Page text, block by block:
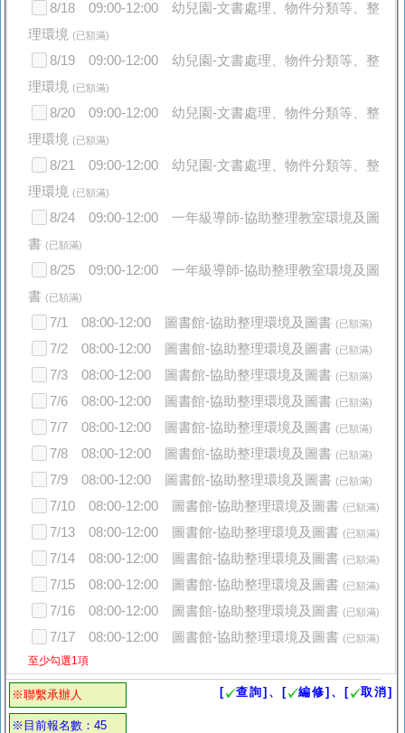
8/18 09:00-12:00 幼兒園-文書處理、物件分類等、整
理環境 (已額滿)
8/19 09:00-12:00 幼兒園-文書處理、物件分類等、整
理環境 (已額滿)
8/20 09:00-12:00 幼兒園-文書處理、物件分類等、整
理環境 (已額滿)
8/21 09:00-12:00 幼兒園-文書處理、物件分類等、整
理環境 (已額滿)
8/24 09:00-12:00 一年級導師-協助整理教室環境及圖
書 (已額滿)
8/25 09:00-12:00 一年級導師-協助整理教室環境及圖
書 (已額滿)
7/1 08:00-12:00 圖書館-協助整理環境及圖書 (已額滿)
7/2 08:00-12:00 圖書館-協助整理環境及圖書 (已額滿)
7/3 08:00-12:00 圖書館-協助整理環境及圖書 (已額滿)
7/6 08:00-12:00 圖書館-協助整理環境及圖書 (已額滿)
7/7 08:00-12:00 圖書館-協助整理環境及圖書 (已額滿)
7/8 08:00-12:00 圖書館-協助整理環境及圖書 (已額滿)
7/9 08:00-12:00 圖書館-協助整理環境及圖書 (已額滿)
7/10 08:00-12:00 圖書館-協助整理環境及圖書 (已額滿)
7/13 08:00-12:00 圖書館-協助整理環境及圖書 (已額滿)
7/14 08:00-12:00 圖書館-協助整理環境及圖書 (已額滿)
7/15 08:00-12:00 圖書館-協助整理環境及圖書 (已額滿)
7/16 08:00-12:00 圖書館-協助整理環境及圖書 (已額滿)
7/17 08:00-12:00 圖書館-協助整理環境及圖書 (已額滿)
至少勾選1項
※聯繫承辦人
※目前報名數：45
[ 查詢]、[ 編修]、[ 取消]